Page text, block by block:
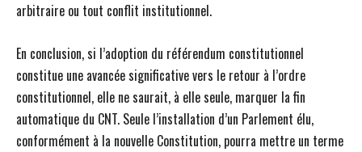
arbitraire ou tout conflit institutionnel.
En conclusion, si l’adoption du référendum constitutionnel
constitue une avancée significative vers le retour à l’ordre
constitutionnel, elle ne saurait, à elle seule, marquer la fin
automatique du CNT. Seule l’installation d’un Parlement élu,
conformément à la nouvelle Constitution, pourra mettre un terme